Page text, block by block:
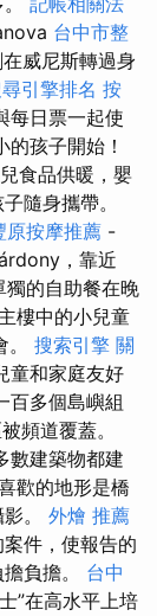
台中市整
威尼斯轉過身
引擎排名 按
每日票一起使
孩子開始！
食品供暖，嬰
隨身攜帶。
原按摩推薦 -
，靠近
獨的自助餐在晚
主樓中的小兒童
搜索引擎 關
童和家庭友好
百多個島嶼組
頻道覆蓋。
數建築物都建
歡的地形是橋
。 外燴 推薦
件，使報告的
負擔。 台中
”在高水平上培